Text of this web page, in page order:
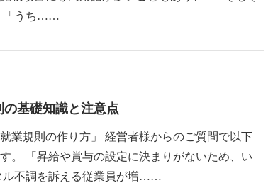
「うち……
基礎知識と注意点
業規則の作り方」 経営者様からのご質問で以下
。 「昇給や賞与の設定に決まりがないため、い
ル不調を訴える従業員が増……